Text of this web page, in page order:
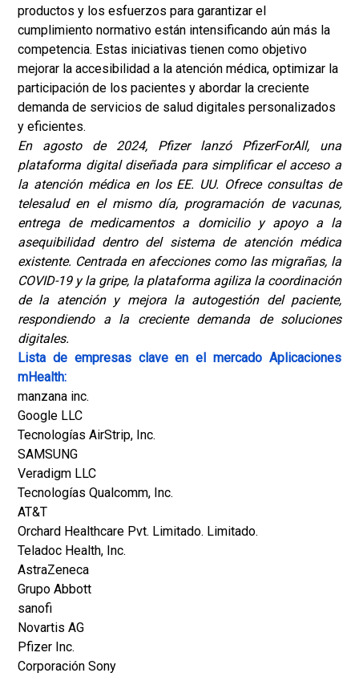
productos y los esfuerzos para garantizar el
cumplimiento normativo están intensificando aún más la
competencia. Estas iniciativas tienen como objetivo
mejorar la accesibilidad a la atención médica, optimizar la
participación de los pacientes y abordar la creciente
demanda de servicios de salud digitales personalizados
y eficientes.
En agosto de 2024, Pfizer lanzó PfizerForAll, una
plataforma digital diseñada para simplificar el acceso a
la atención médica en los EE. UU. Ofrece consultas de
telesalud en el mismo día, programación de vacunas,
entrega de medicamentos a domicilio y apoyo a la
asequibilidad dentro del sistema de atención médica
existente. Centrada en afecciones como las migrañas, la
COVID-19 y la gripe, la plataforma agiliza la coordinación
de la atención y mejora la autogestión del paciente,
respondiendo a la creciente demanda de soluciones
digitales.
Lista de empresas clave en el mercado Aplicaciones
mHealth:
manzana inc.
Google LLC
Tecnologías AirStrip, Inc.
SAMSUNG
Veradigm LLC
Tecnologías Qualcomm, Inc.
AT&T
Orchard Healthcare Pvt. Limitado. Limitado.
Teladoc Health, Inc.
AstraZeneca
Grupo Abbott
sanofi
Novartis AG
Pfizer Inc.
Corporación Sony